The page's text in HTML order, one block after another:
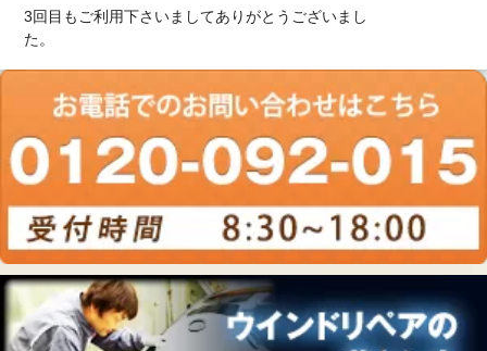
3回目もご利用下さいましてありがとうございまし
た。